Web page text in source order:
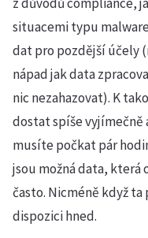
situacemi typu
dat pro pozdější účely
nápad jak data
nic nezahazovat). K
dostat spíše vyjímečně
musíte počkat pár
jsou možná data, která
často. Nicméně když
dispozici hned.